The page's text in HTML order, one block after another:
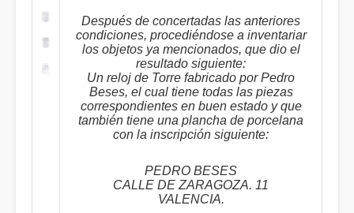
Después de concertadas las anteriores
condiciones, procediéndose a inventariar
los objetos ya mencionados, que dio el
resultado siguiente:
Un reloj de Torre fabricado por Pedro
Beses, el cual tiene todas las piezas
correspondientes en buen estado y que
también tiene una plancha de porcelana
con la inscripción siguiente:
PEDRO BESES
CALLE DE ZARAGOZA. 11
VALENCIA.